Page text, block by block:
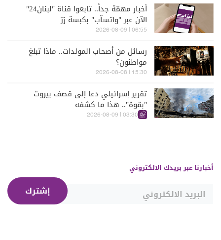
أخبار مهمّة جداً.. تابعوا قناة "لبنان24"
الآن عبر "واتسآب" بكبسة زرّ
06:55 | 2026-08-09
رسائل من أصحاب المولدات.. ماذا تبلغ
مواطنون؟
15:30 | 2026-08-08
تقرير إسرائيلي دعا إلى قصف بيروت
"بقوة".. هذا ما كشفه
03:30 | 2026-08-09
أخبارنا عبر بريدك الالكتروني
إشترك